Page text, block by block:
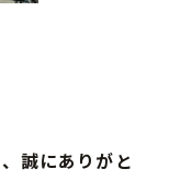
誠にありがと